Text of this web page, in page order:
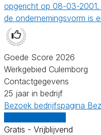
opgericht op 08-03-2001.
de ondernemingsvorm is
Goede Score 2026
Werkgebied Culemborg
Contactgegevens
25 jaar in bedrijf
Bezoek bedrijfspagina
Gratis - Vrijblijvend